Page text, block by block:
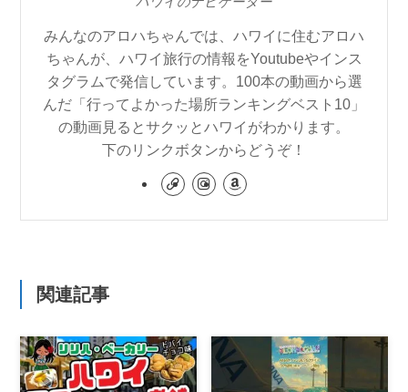
みんなのアロハちゃんでは、ハワイに住むアロハ
ちゃんが、ハワイ旅行の情報をYoutubeやインス
タグラムで発信しています。100本の動画から選
んだ「行ってよかった場所ランキングベスト10」
の動画見るとサクッとハワイがわかります。
下のリンクボタンからどうぞ！
関連記事